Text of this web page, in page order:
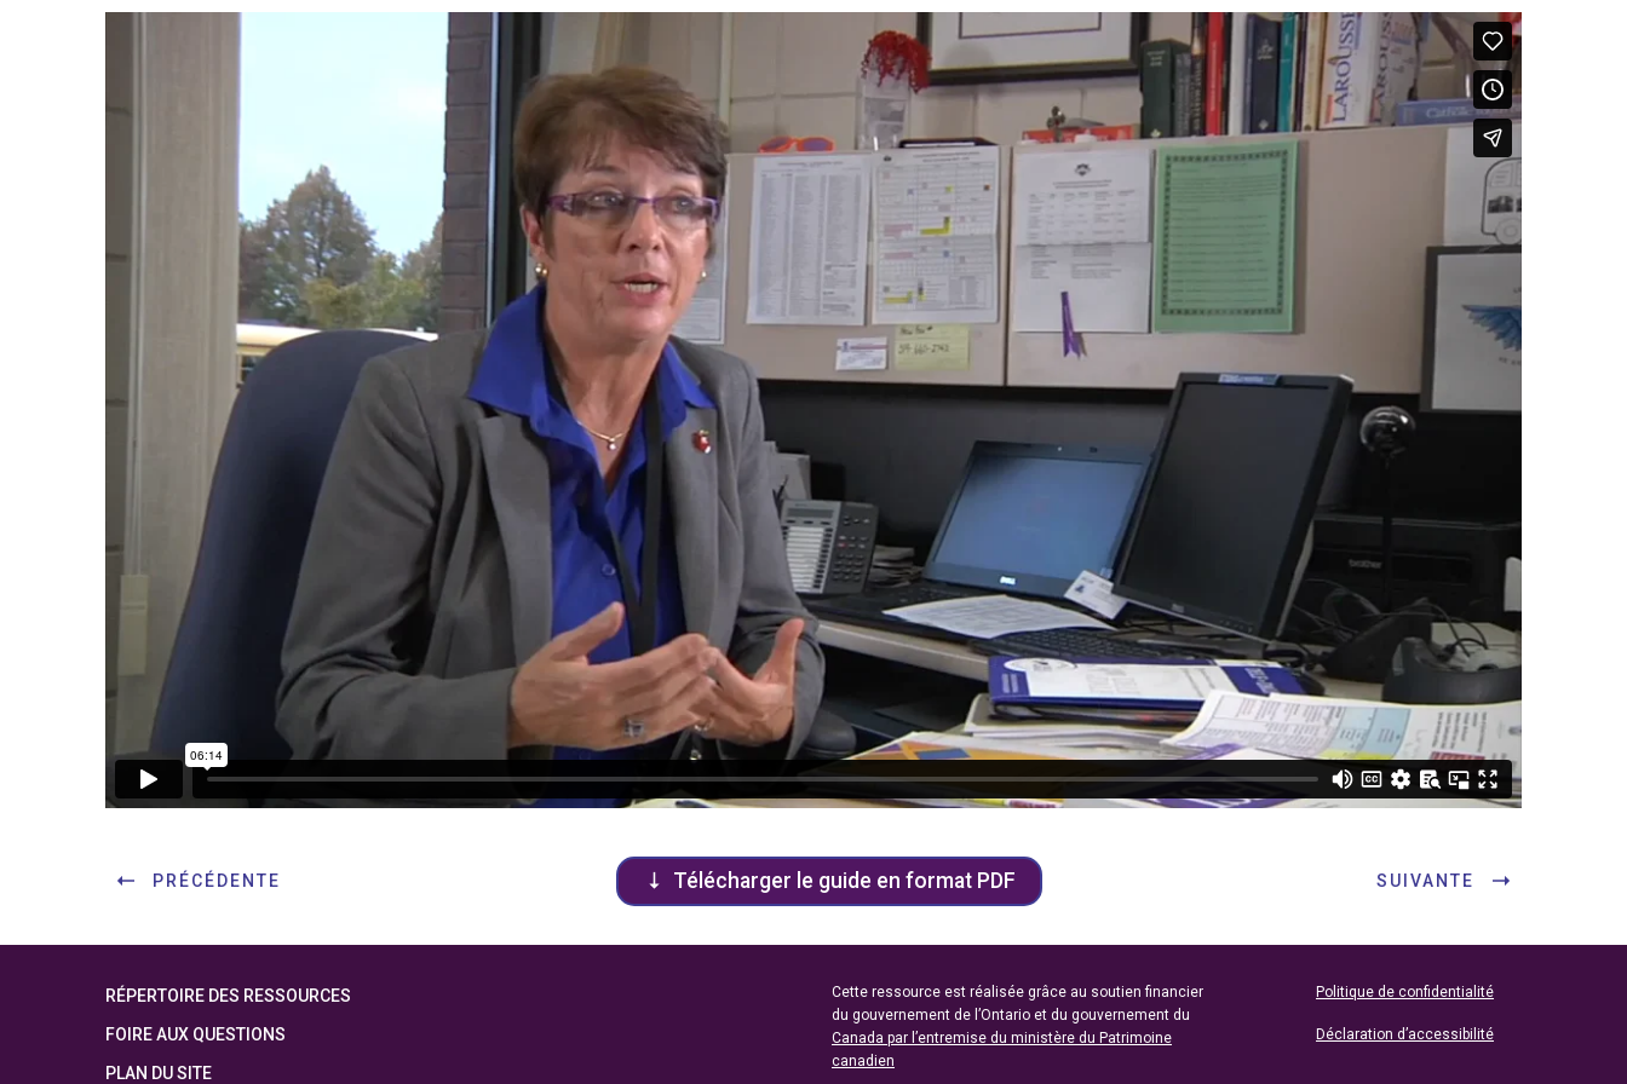
PRÉCÉDENTE Télécharger le guide en format PDF SUIVANTE
RÉPERTOIRE DES RESSOURCES
FOIRE AUX QUESTIONS
PLAN DU SITE
Cette ressource est réalisée grâce au soutien financier
du gouvernement de l’Ontario et du gouvernement du
Canada par l’entremise du ministère du Patrimoine
canadien
Politique de confidentialité
Déclaration d’accessibilité